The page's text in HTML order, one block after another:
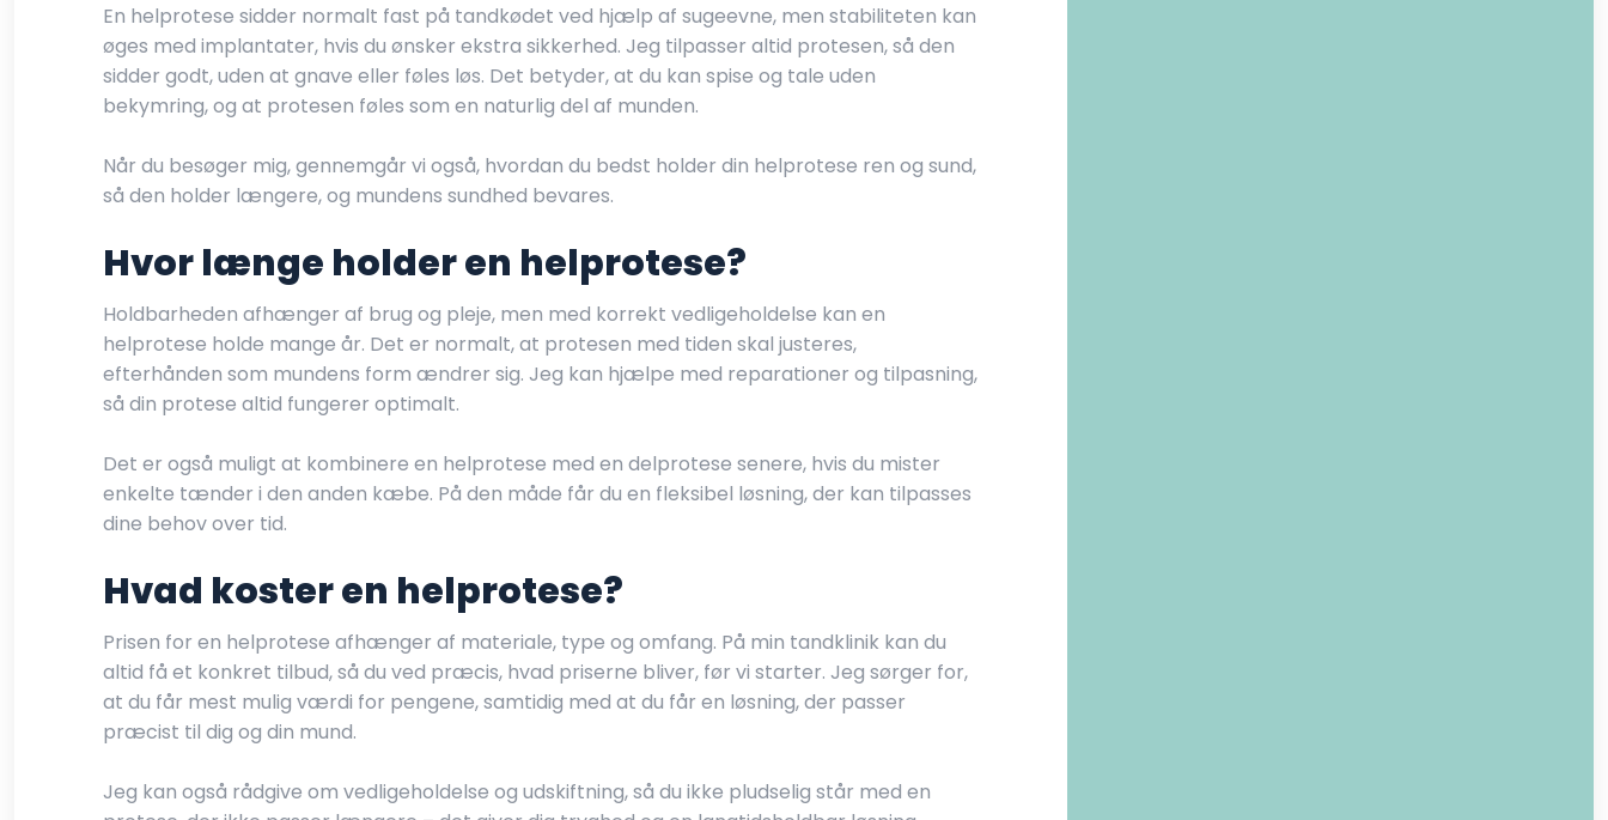
En helprotese sidder normalt fast på tandkødet ved hjælp af sugeevne, men stabiliteten kan
øges med implantater, hvis du ønsker ekstra sikkerhed. Jeg tilpasser altid protesen, så den
sidder godt, uden at gnave eller føles løs. Det betyder, at du kan spise og tale uden
bekymring, og at protesen føles som en naturlig del af munden.
Når du besøger mig, gennemgår vi også, hvordan du bedst holder din helprotese ren og sund,
så den holder længere, og mundens sundhed bevares.
Hvor længe holder en helprotese?
Holdbarheden afhænger af brug og pleje, men med korrekt vedligeholdelse kan en
helprotese holde mange år. Det er normalt, at protesen med tiden skal justeres,
efterhånden som mundens form ændrer sig. Jeg kan hjælpe med reparationer og tilpasning,
så din protese altid fungerer optimalt.
Det er også muligt at kombinere en helprotese med en delprotese senere, hvis du mister
enkelte tænder i den anden kæbe. På den måde får du en fleksibel løsning, der kan tilpasses
dine behov over tid.
Hvad koster en helprotese?
Prisen for en helprotese afhænger af materiale, type og omfang. På min tandklinik kan du
altid få et konkret tilbud, så du ved præcis, hvad priserne bliver, før vi starter. Jeg sørger for,
at du får mest mulig værdi for pengene, samtidig med at du får en løsning, der passer
præcist til dig og din mund.
Jeg kan også rådgive om vedligeholdelse og udskiftning, så du ikke pludselig står med en